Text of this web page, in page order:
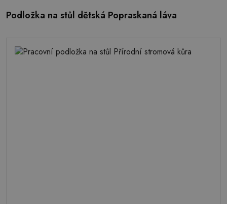
Podložka na stůl dětská Popraskaná láva